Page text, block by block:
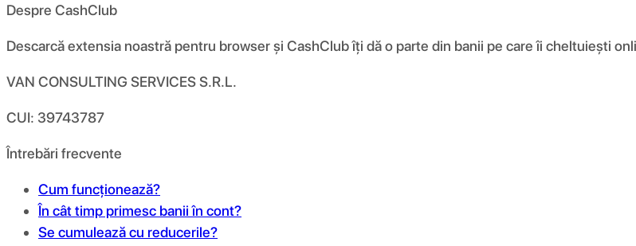
Despre CashClub
Descarcă extensia noastră pentru browser și CashClub îți dă o parte din banii pe care îi cheltuiești
VAN CONSULTING SERVICES S.R.L.
CUI: 39743787
Întrebări frecvente
Cum funcționează?
În cât timp primesc banii în cont?
Se cumulează cu reducerile?